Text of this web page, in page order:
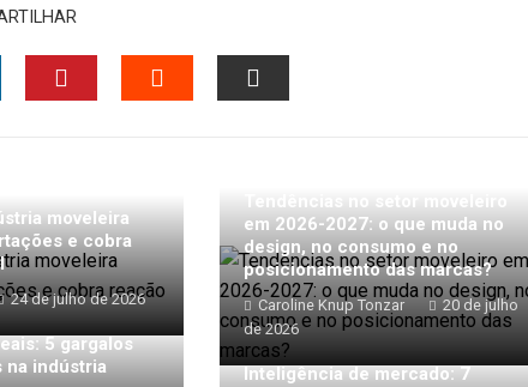
moveleira
e cobra
24 de julho de 2026
em 2026-2027: o que muda no
design, no consumo e no
posicionamento das marcas?
Caroline Knup Tonzar
20 de julho
de 2026
5 gargalos
na indústria
Inteligência de mercado: 7